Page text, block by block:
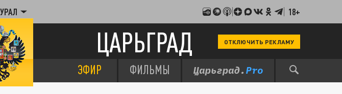
18+
ЦАРЬГРАД ОТКЛЮЧИТЬ РЕКЛАМУ
ЭФИР ФИЛЬМЫ